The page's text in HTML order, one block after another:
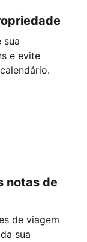
sua
e evite
notas de
de viagem
sua